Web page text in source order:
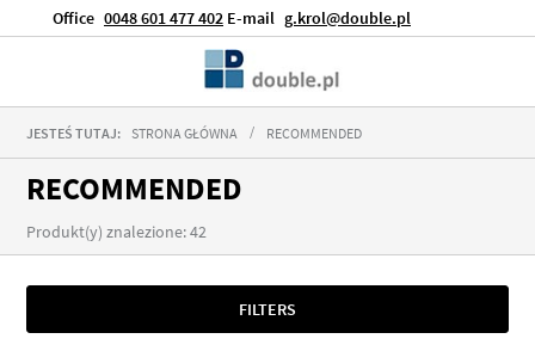
Office 0048 601 477 402 E-mail g.krol@double.pl
JESTEŚ TUTAJ: STRONA GŁÓWNA RECOMMENDED
RECOMMENDED
Produkt(y) znalezione: 42
FILTERS